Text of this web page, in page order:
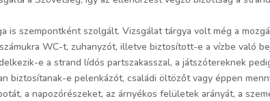
szempontként szolgált. Vizsgálat tárgya volt még a
WC-t, zuhanyzót, illetve biztosított-e a vízbe való
e a strand lídós partszakasszal, a játszótereknek
biztosítanak-e pelenkázót, családi öltözőt vagy éppen
a napozórészeket, az árnyékos felületek arányát, a